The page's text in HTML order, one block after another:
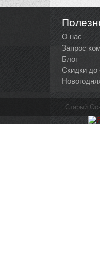
О нас
Запрос
Блог
Скидки до
Старый